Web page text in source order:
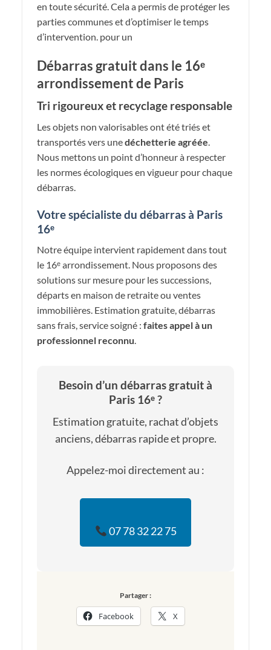
en toute sécurité. Cela a permis de protéger les
parties communes et d’optimiser le temps
d’intervention. pour un
Débarras gratuit dans le 16ᵉ
arrondissement de Paris
Tri rigoureux et recyclage responsable
Les objets non valorisables ont été triés et
transportés vers unedéchetterie agréée.
Nous mettons un point d’honneur à respecter
les normes écologiques en vigueur pour chaque
débarras.
Votre spécialiste du débarras à Paris
16ᵉ
Notre équipe intervient rapidement dans tout
le 16ᵉ arrondissement. Nous proposons des
solutions sur mesure pour les successions,
départs en maison de retraite ou ventes
immobilières. Estimation gratuite, débarras
sans frais, service soigné :faites appel à un
professionnel reconnu.
Besoin d’un débarras gratuit à
Paris 16ᵉ ?
Estimation gratuite, rachat d’objets
anciens, débarras rapide et propre.
Appelez-moi directement au :
07 78 32 22 75
Partager :
Facebook X